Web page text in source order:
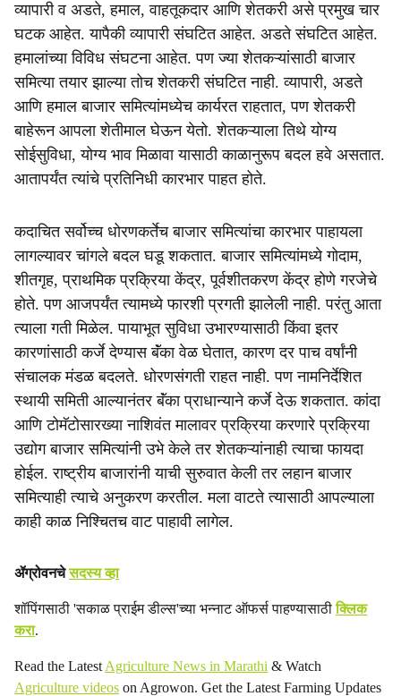
व्यापारी व अडते, हमाल, वाहतूकदार आणि शेतकरी असे प्रमुख चार
घटक आहेत. यापैकी व्यापारी संघटित आहेत. अडते संघटित आहेत.
हमालांच्या विविध संघटना आहेत. पण ज्या शेतकऱ्यांसाठी बाजार
समित्या तयार झाल्या तोच शेतकरी संघटित नाही. व्यापारी, अडते
आणि हमाल बाजार समित्यांमध्येच कार्यरत राहतात, पण शेतकरी
बाहेरून आपला शेतीमाल घेऊन येतो. शेतकऱ्याला तिथे योग्य
सोईसुविधा, योग्य भाव मिळावा यासाठी काळानुरूप बदल हवे असतात.
आतापर्यंत त्यांचे प्रतिनिधी कारभार पाहत होते.
कदाचित सर्वोच्च धोरणकर्तेच बाजार समित्यांचा कारभार पाहायला
लागल्यावर चांगले बदल घडू शकतात. बाजार समित्यांमध्ये गोदाम,
शीतगृह, प्राथमिक प्रक्रिया केंद्र, पूर्वशीतकरण केंद्र होणे गरजेचे
होते. पण आजपर्यंत त्यामध्ये फारशी प्रगती झालेली नाही. परंतु आता
त्याला गती मिळेल. पायाभूत सुविधा उभारण्यासाठी किंवा इतर
कारणांसाठी कर्जे देण्यास बॅंका वेळ घेतात, कारण दर पाच वर्षांनी
संचालक मंडळ बदलते. धोरणसंगती राहत नाही. पण नामनिर्देशित
स्थायी समिती आल्यानंतर बॅंका प्राधान्याने कर्जे देऊ शकतात. कांदा
आणि टोमॅटोसारख्या नाशिवंत मालावर प्रक्रिया करणारे प्रक्रिया
उद्योग बाजार समित्यांनी उभे केले तर शेतकऱ्यांनाही त्याचा फायदा
होईल. राष्ट्रीय बाजारांनी याची सुरुवात केली तर लहान बाजार
समित्याही त्याचे अनुकरण करतील. मला वाटते त्यासाठी आपल्याला
काही काळ निश्चितच वाट पाहावी लागेल.
ॲग्रोवनचेसदस्य व्हा
शॉपिंगसाठी 'सकाळ प्राईम डील्स'च्या भन्नाट ऑफर्स पाहण्यासाठीक्लिक
करा.
Read the Latest Agriculture News in Marathi & Watch
Agriculture videos on Agrowon. Get the Latest Farming Updates